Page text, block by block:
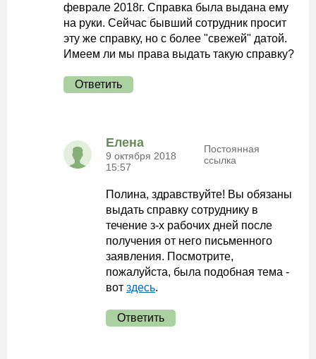
феврале 2018г. Справка была выдана ему
на руки. Сейчас бывший сотрудник просит
эту же справку, но с более "свежей" датой.
Имеем ли мы права выдать такую справку?
Ответить
Елена
9 октября 2018
15:57
Постоянная
ссылка
Полина, здравствуйте! Вы обязаны
выдать справку сотруднику в
течение з-х рабочих дней после
получения от него письменного
заявления. Посмотрите,
пожалуйста, была подобная тема -
вот здесь.
Ответить